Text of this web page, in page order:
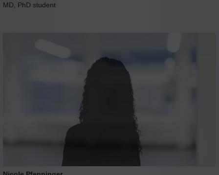
MD, PhD student